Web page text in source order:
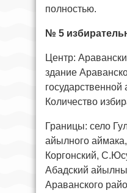
полностью.
№ 5
Центр:
здание
Количество
Границы: село
айылного
Коргонский,
Абадский
Араванского